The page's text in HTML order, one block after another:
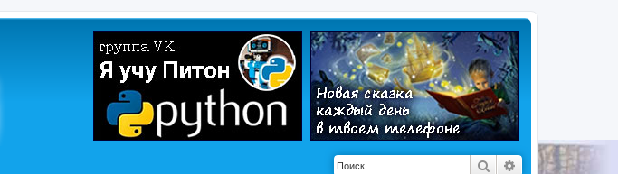
Поиск Расширенный